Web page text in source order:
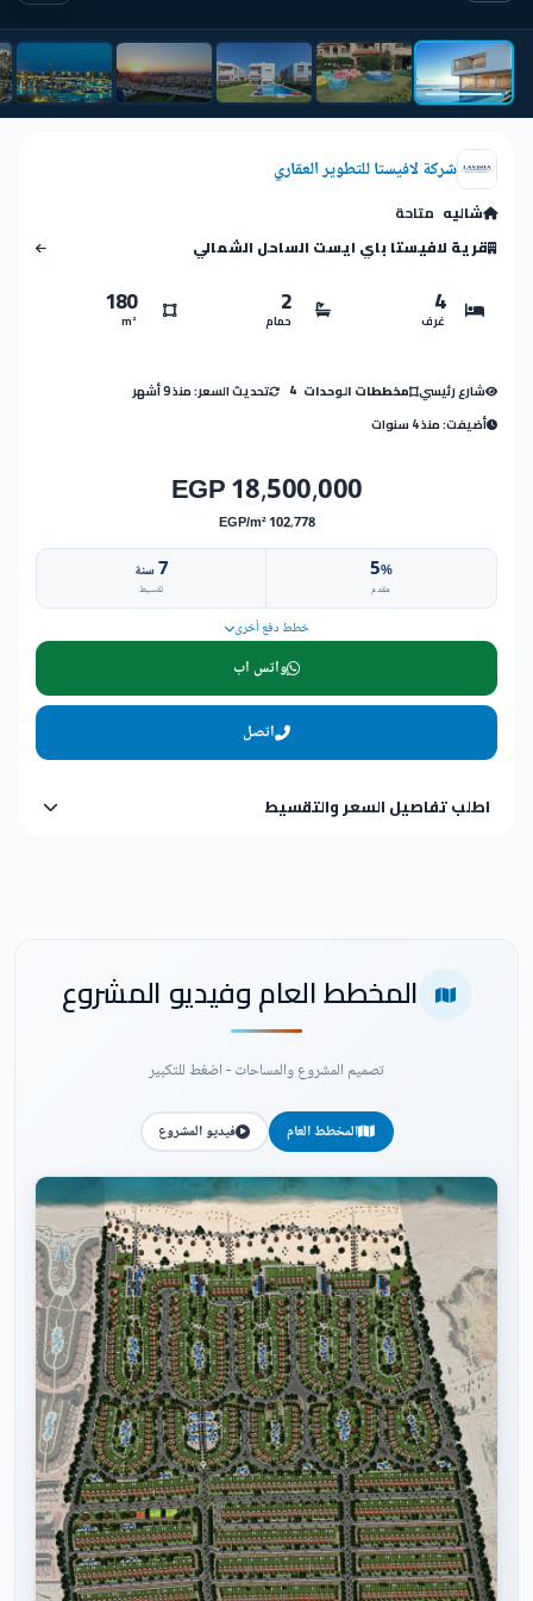
شركة لافيستا للتطوير العقاري
شاليه متاحة
قرية لافيستا باي ايست الساحل الشمالي
4
غرف
2
حمام
180
m²
شارع رئيسي مخططات الوحدات 4
تحديث السعر: منذ 9 أشهر
أضيفت: منذ 4 سنوات
18,500,000 EGP
102,778 EGP/m²
5%
مقدم
7سنة
تقسيط
خطط دفع أخرى
واتس اب
اتصل
اطلب تفاصيل السعر والتقسيط
المخطط العام وفيديو المشروع
تصميم المشروع والمساحات - اضغط للتكبير
المخطط العام فيديو المشروع